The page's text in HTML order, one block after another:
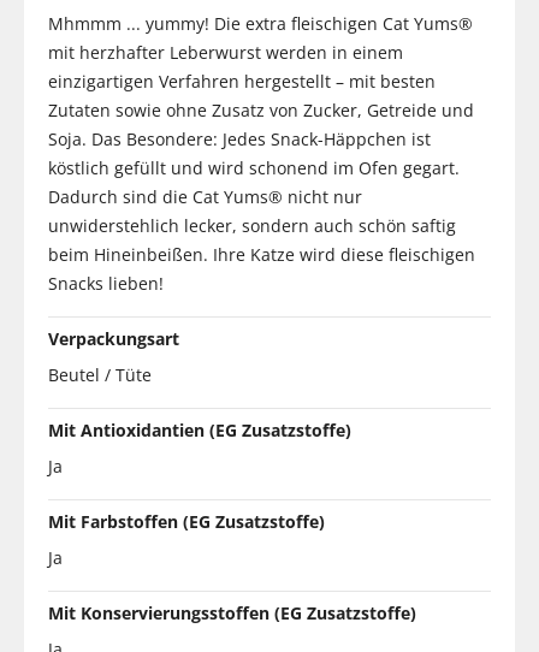
Mhmmm ... yummy! Die extra fleischigen Cat Yums®
mit herzhafter Leberwurst werden in einem
einzigartigen Verfahren hergestellt – mit besten
Zutaten sowie ohne Zusatz von Zucker, Getreide und
Soja. Das Besondere: Jedes Snack-Häppchen ist
köstlich gefüllt und wird schonend im Ofen gegart.
Dadurch sind die Cat Yums® nicht nur
unwiderstehlich lecker, sondern auch schön saftig
beim Hineinbeißen. Ihre Katze wird diese fleischigen
Snacks lieben!
Verpackungsart
Beutel / Tüte
Mit Antioxidantien (EG Zusatzstoffe)
Ja
Mit Farbstoffen (EG Zusatzstoffe)
Ja
Mit Konservierungsstoffen (EG Zusatzstoffe)